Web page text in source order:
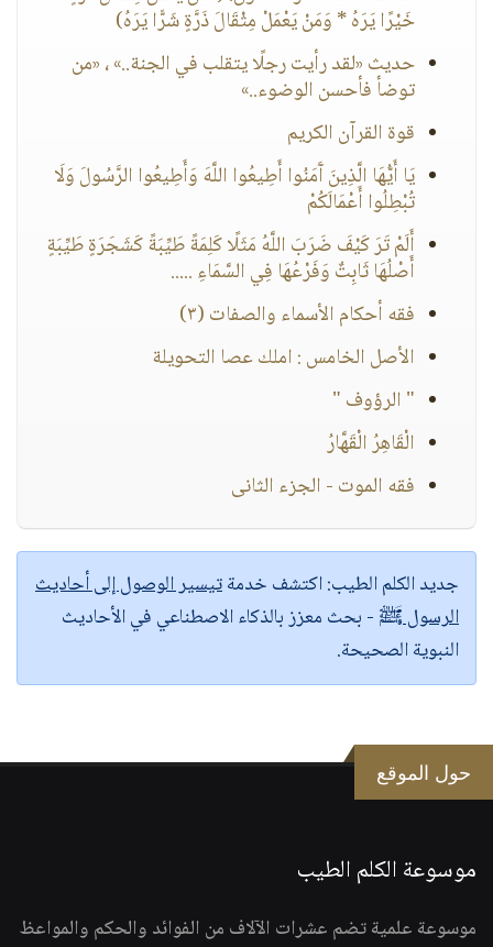
خَيْرًا يَرَهُ * وَمَنْ يَعْمَلْ مِثْقَالَ ذَرَّةٍ شَرًّا يَرَهُ)
حديث «لقد رأيت رجلًا يتقلب في الجنة..» ، «من
توضأ فأحسن الوضوء..»
قوة القرآن الكريم
يَا أَيُّهَا الَّذِينَ آَمَنُوا أَطِيعُوا اللَّهَ وَأَطِيعُوا الرَّسُولَ وَلَا
تُبْطِلُوا أَعْمَالَكُمْ
أَلَمْ تَرَ كَيْفَ ضَرَبَ اللَّهُ مَثَلًا كَلِمَةً طَيِّبَةً كَشَجَرَةٍ طَيِّبَةٍ
أَصْلُهَا ثَابِتٌ وَفَرْعُهَا فِي السَّمَاءِ .....
فقه أحكام الأسماء والصفات (٣)
الأصل الخامس : املك عصا التحويلة
" الرؤوف "
الْقَاهِرُ الْقَهَّارُ
فقه الموت - الجزء الثانى
جديد الكلم الطيب:اكتشف خدمةتيسير الوصول إلى أحاديث
الرسول ﷺ - بحث معزز بالذكاء الاصطناعي في الأحاديث
النبوية الصحيحة.
حول الموقع
موسوعة الكلم الطيب
موسوعة علمية تضم عشرات الآلاف من الفوائد والحكم والمواعظ